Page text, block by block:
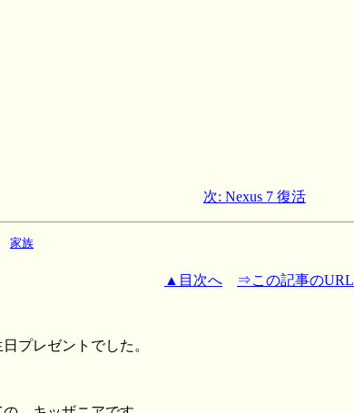
次: Nexus 7 復活
家族
▲目次へ
⇒この記事のURL
プレゼントでした。